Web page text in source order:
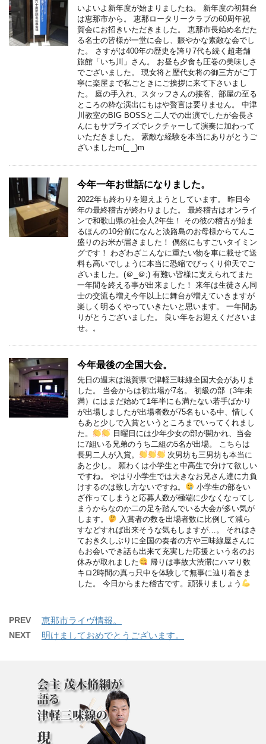
いよいよ新年度が始まりましたね。 新年度の初舞台
は恵那市から。 恵那ロータリークラブの60周年祝
賀会にお招きいただきました。 恵那市長始め名だた
る名士の皆様が一堂に会し、賑やかな素敵な会でし
た。 さすがは400年の歴史を誇り7代も続く超老舗
旅館「いち川」さん。 お昼も夕食も圧巻の美味しさ
でございました。 現女将と歴代女将の御三方がご丁
寧に楽屋まで私ごときにご挨拶に来て下さいまし
た。 庭の手入れ、スタッフさんの接客、部屋の至る
ところの粋な演出にもはや贅言は要りません。 中津
川教室のBIG BOSSと二人での出演でしたが会長さ
んにもサプライズでレクチャーして演奏に加わって
いただきました。 素敵な経験を本当にありがとうご
ざいましたm(_ _)m
今年一年お世話になりました。
2022年も終わりを迎えようとしています。 昨日今
年の最終稽古が終わりました。 最終稽古はオンライ
ンで和歌山県の社会人2年生！ その彼の稽古が始ま
るほんの10分前になんと淡路島のお母様からてんこ
盛りのお米が届きました！ 偶然にもすごいタイミン
グです！ わざわざこんなに重たい物を車に載せて送
料も高いでしょうに本当に恐縮でびっくり仰天でご
ざいました。(＠_＠;) 有難い皆様に支えられてまた
一年間を終える事が出来ました！ 来年は生徒さん同
士の交流も増え今年以上に舞台が増えていきますが
楽しく明るくやっていきたいと思います。 一年間あ
りがとうございました。 良い年をお迎えくださいま
せ。。
今年最後の全国大会。
先日の週末は滋賀県で津軽三味線全国大会がありま
した。 当会からは初出場が7名。 初級の部（3年未
満）にはまだ始めて1年半にも満たない若手ばかり
が出場しましたが出場者数が75名もいる中、惜しく
もあと少しで入賞というところまでいってくれまし
た。
日曜日には少年少女の部が開かれ、当会
に7組いる兄弟のうち二組の5名が出場。 こちらは
長男二人が入賞。
次男坊も三男坊も本当に
あと少し。 願わくは小学生と中高生で分けて欲しい
ですね。 やはり小学生では大きなお兄さん達に力負
けするのは致し方ないですね。
小学生の部をい
ざ作ってしまうと応募人数が極端に少なくなってし
まうからなのか二の足を踏んでいる大会が多い気が
します。
入賞者の数を出場者数に比例して減ら
すなどすれば出来そうな気もしますが…。 それはさ
ておき久しぶりに全国の奏者の方や三味線屋さんに
もお会いでき話も出来て充実した応援という名のお
休みが取れました
帰りは事故大渋滞にハマり数
キロ2時間の真っ只中を体験して無事に辿り着きま
した。 今日からまた稽古です。頑張りましょう
PREV 恵那市ライヴ情報。
NEXT 明けましておめでとうございます。